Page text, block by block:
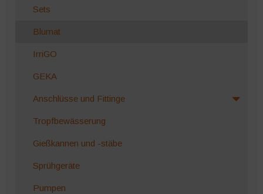
Sets
Blumat
IrriGO
GEKA
Anschlüsse und Fittinge
Tropfbewässerung
Gießkannen und -stäbe
Sprühgeräte
Pumpen